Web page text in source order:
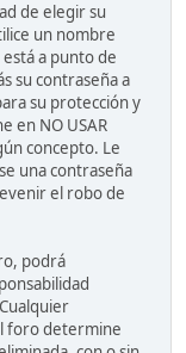
de elegir su
un nombre
a punto de
su contraseña a
su protección y
en NO USAR
concepto. Le
una contraseña
el robo de
podrá
foro determine